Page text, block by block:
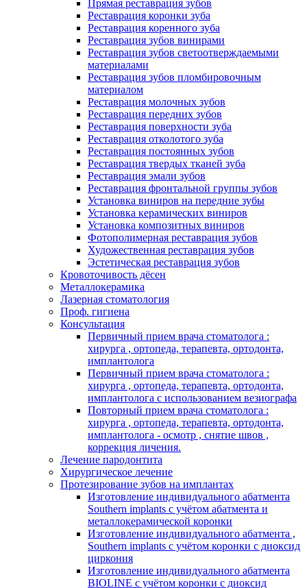
Прямая реставрация зубов
Реставрация коронки зуба
Реставрация коренного зуба
Реставрация зубов винирами
Реставрация зубов светоотверждаемыми
материалами
Реставрация зубов пломбировочным
материалом
Реставрация молочных зубов
Реставрация передних зубов
Реставрация поверхности зуба
Реставрация отколотого зуба
Реставрация постоянных зубов
Реставрация твердых тканей зуба
Реставрация эмали зубов
Реставрация фронтальной группы зубов
Установка виниров на передние зубы
Установка керамических виниров
Установка композитных виниров
Фотополимерная реставрация зубов
Художественная реставрация зубов
Эстетическая реставрация зубов
Кровоточивость дёсен
Металлокерамика
Лазерная стоматология
Проф. гигиена
Консультация
Первичный прием врача стоматолога :
хирурга , ортопеда, терапевта, ортодонта,
имплантолога
Первичный прием врача стоматолога :
хирурга , ортопеда, терапевта, ортодонта,
имплантолога с использованием везиографа
Повторный прием врача стоматолога :
хирурга , ортопеда, терапевта, ортодонта,
имплантолога - осмотр , снятие швов ,
коррекция личения.
Лечение пародонтита
Хирургическое лечение
Протезирование зубов на имплантах
Изготовление индивидуального абатмента
Southern implants с учётом абатмента и
металлокерамической коронки
Изготовление индивидуального абатмента ,
Southern implants с учётом коронки с диоксид
циркония
Изготовление индивидуального абатмента
BIOLINE с учётом коронки с диоксид